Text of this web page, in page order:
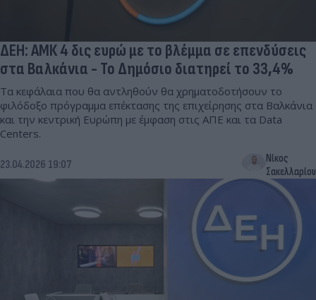
ΔΕΗ: ΑΜΚ 4 δις ευρώ με το βλέμμα σε επενδύσεις
στα Βαλκάνια - Το Δημόσιο διατηρεί το 33,4%
Τα κεφάλαια που θα αντληθούν θα χρηματοδοτήσουν το
φιλόδοξο πρόγραμμα επέκτασης της επιχείρησης στα Βαλκάνια
και την κεντρική Ευρώπη με έμφαση στις ΑΠΕ και τα Data
Centers.
23.04.2026 19:07
Νίκος
Σακελλαρίου